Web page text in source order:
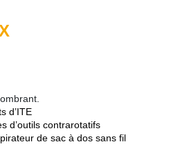
d’ITE
d’outils contrarotatifs
de sac à dos sans fil